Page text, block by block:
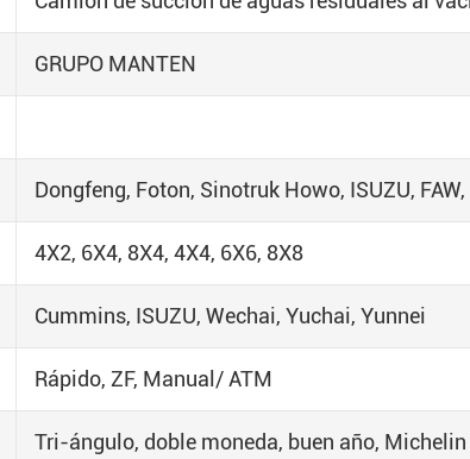
GRUPO MANTEN
Dongfeng, Foton, Sinotruk Howo, ISUZU, FAW,
4X2, 6X4, 8X4, 4X4, 6X6, 8X8
Cummins, ISUZU, Wechai, Yuchai, Yunnei
Rápido, ZF, Manual/ ATM
Tri-ángulo, doble moneda, buen año, Michelin